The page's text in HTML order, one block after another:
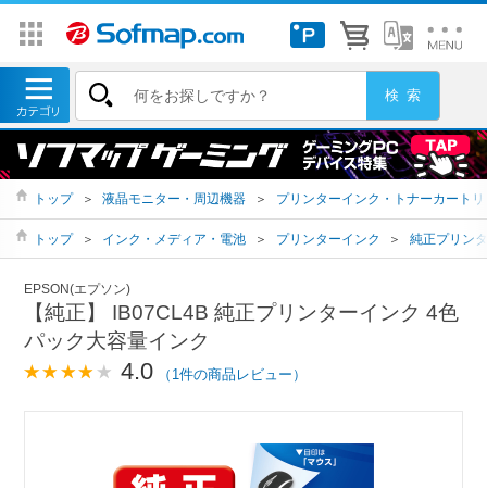
トップ ＞ 液晶モニター・周辺機器 ＞ プリンターインク・トナーカートリ
トップ ＞ インク・メディア・電池 ＞ プリンターインク ＞ 純正プリン
EPSON(エプソン)
【純正】 IB07CL4B 純正プリンターインク 4色
パック大容量インク
4.0 （1件の商品レビュー）